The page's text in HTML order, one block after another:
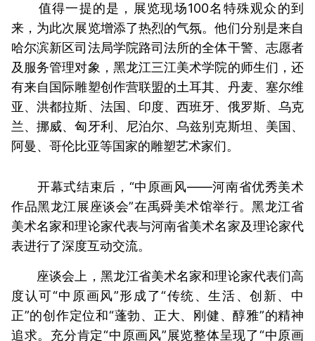
值得一提的是，展览现场100名特殊观众的到
来，为此次展览增添了热烈的气氛。他们分别是来自
哈尔滨新区司法局学院路司法所的全体干警、志愿者
及服务管理对象，黑龙江三江美术学院的师生们，还
有来自国际雕塑创作营联盟的土耳其、丹麦、塞尔维
亚、洪都拉斯、法国、印度、西班牙、俄罗斯、乌克
兰、挪威、匈牙利、尼泊尔、乌兹别克斯坦、美国、
阿曼、哥伦比亚等国家的雕塑艺术家们。
开幕式结束后，“中原画风——河南省优秀美术
作品黑龙江展座谈会”在禹舜美术馆举行。黑龙江省
美术名家和理论家代表与河南省美术名家及理论家代
表进行了深度互动交流。
座谈会上，黑龙江省美术名家和理论家代表们高
度认可“中原画风”形成了“传统、生活、创新、中
正”的创作定位和“蓬勃、正大、刚健、醇雅”的精神
追求。充分肯定“中原画风”展览整体呈现了“中原画